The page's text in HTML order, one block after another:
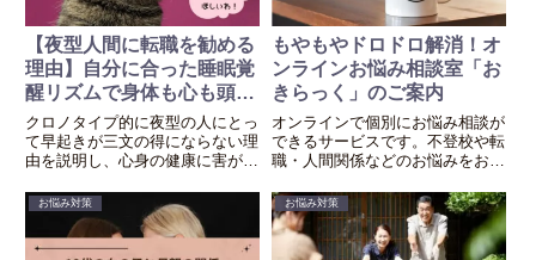
【夜型人間に転職を勧める
理由】自分に合った睡眠覚
醒リズムで身体も心も頭も
ストレスフリーに！
クロノタイプ的に夜型の人にとっ
て早起きが三文の得にならない理
由を説明し、心身の健康に害が少
可能性が高い夜型人間向きの職業
を紹介します。
もやもやドロドロ解消！オ
ンラインお悩み相談室「お
きらっく」のご案内
オンラインで個別にお悩み相談が
できるサービスです。不登校や転
職・人間関係などのお悩みをお持
にお手伝いします。
お悩み対策 お悩み対策